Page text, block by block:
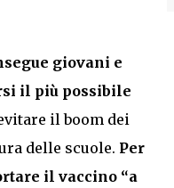
giovani e
il più possibile
il boom dei
delle scuole. Per
il vaccino “a